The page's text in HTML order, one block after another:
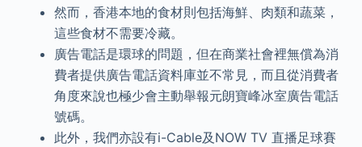
然而，香港本地的食材則包括海鮮、肉類和蔬菜，
這些食材不需要冷藏。
廣告電話是環球的問題，但在商業社會裡無償為消
費者提供廣告電話資料庫並不常見，而且從消費者
角度來說也極少會主動舉報元朗寶峰冰室廣告電話
號碼。
此外，我們亦設有i-Cable及NOW TV 直播足球賽